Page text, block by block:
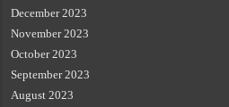
December 2023
November 2023
October 2023
September 2023
August 2023